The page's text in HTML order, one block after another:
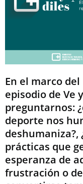
En el marco
episodio de Ve
preguntarnos:
deporte nos
prácticas que
esperanza de
frustración o